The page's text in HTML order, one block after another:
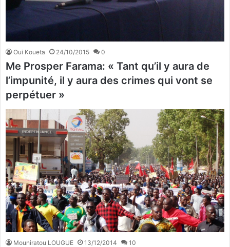
Oui Koueta 24/10/2015 0
Me Prosper Farama: « Tant qu’il y aura de
l’impunité, il y aura des crimes qui vont se
perpétuer »
Mouniratou LOUGUE 13/12/2014 10